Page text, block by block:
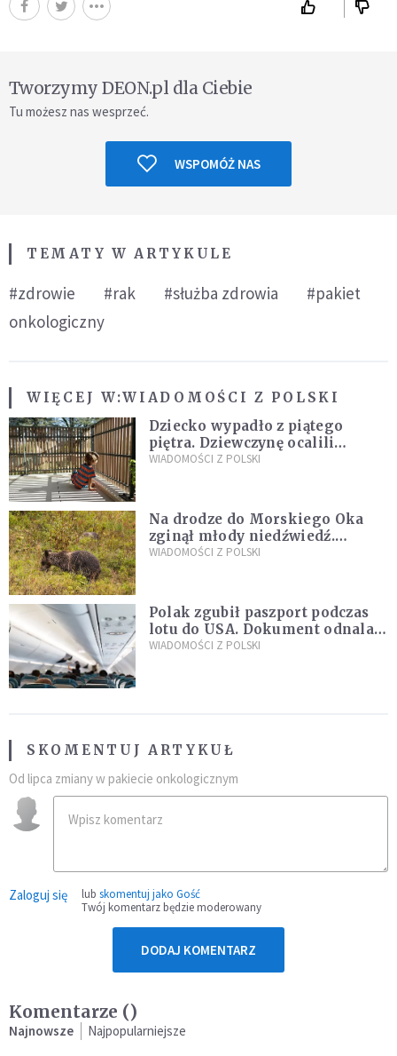
Tworzymy DEON.pl dla Ciebie
Tu możesz nas wesprzeć.
WSPOMÓŻ NAS
TEMATY W ARTYKULE
#zdrowie #rak #służba zdrowia
#pakiet
onkologiczny
WIĘCEJ W:WIADOMOŚCI Z POLSKI
Dziecko wypadło z piątego
piętra. Dziewczynę ocalili
sąsiedzi
WIADOMOŚCI Z POLSKI
Na drodze do Morskiego Oka
zginął młody niedźwiedź.
Sprawę bada Policja i TPN
WIADOMOŚCI Z POLSKI
Polak zgubił paszport podczas
lotu do USA. Dokument odnalazł
się w nietypowym miejscu
WIADOMOŚCI Z POLSKI
SKOMENTUJ ARTYKUŁ
Od lipca zmiany w pakiecie onkologicznym
Zaloguj się lub skomentuj jako Gość
Twój komentarz będzie moderowany
DODAJ KOMENTARZ
Komentarze ()
Najnowsze Najpopularniejsze